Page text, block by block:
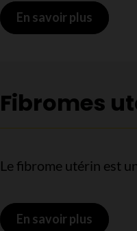
En savoir plus sur
Fibromes
Le fibrome utérin est
En savoir plus sur